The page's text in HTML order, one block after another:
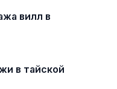
вилл в
в тайской